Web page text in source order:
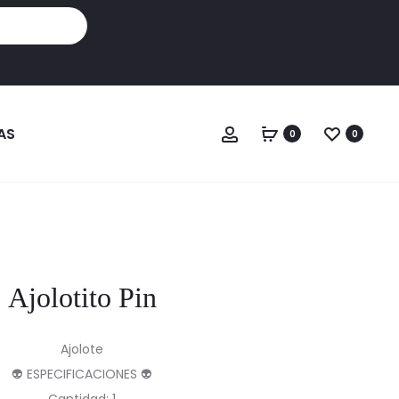
Cuenta
0 0
Ajolotito Pin
Ajolote
👽 ESPECIFICACIONES 👽